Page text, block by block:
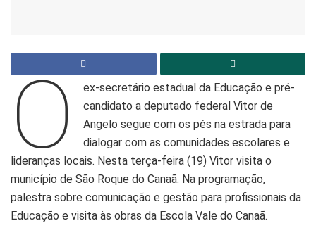
O
ex-secretário estadual da Educação e pré-
candidato a deputado federal Vitor de
Angelo segue com os pés na estrada para
dialogar com as comunidades escolares e
lideranças locais. Nesta terça-feira (19) Vitor visita o
município de São Roque do Canaã. Na programação,
palestra sobre comunicação e gestão para profissionais da
Educação e visita às obras da Escola Vale do Canaã.